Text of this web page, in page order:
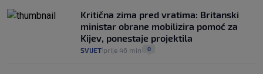
Kritična zima pred vratima: Britanski
ministar obrane mobilizira pomoć za
Kijev, ponestaje projektila
SVIJET prije 46 min 0